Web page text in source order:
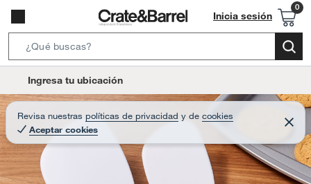
Inicia sesión
e
r
c
o
t
o
Ingresa tu ubicación
Revisa nuestras políticas de privacidad y de cookies
Aceptar cookies
C
e
r
a